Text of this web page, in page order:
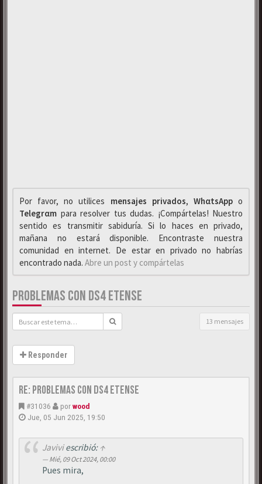
Por favor, no utilices mensajes privados, WhαtsAppo
Telegrαm para resolver tus dudas. ¡Compártelas! Nuestro
sentido es transmitir sabiduría. Si lo haces en privado,
mañana no estará disponible. Encontraste nuestra
comunidad en internet. De estar en privado no habrías
encontrado nada. Abre un post y compártelas
PROBLEMAS CON DS4 ETENSE
13 mensajes
Responder
Re: Problemas con DS4 etense
#31036 porwood
Jue, 05 Jun 2025, 19:50
Javiviescribió: ↑
Mié, 09 Oct 2024, 00:00
Pues mira,